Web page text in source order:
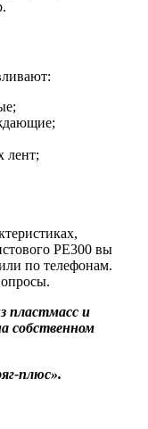
лент;
PE300 вы
по телефонам.
пластмасс и
собственном
плюс».